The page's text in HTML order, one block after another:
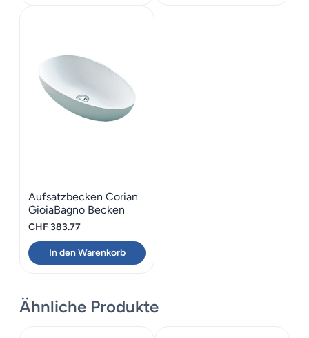
Aufsatzbecken Corian
GioiaBagno Becken
Maui-60
CHF383.77
In den Warenkorb
Ähnliche Produkte